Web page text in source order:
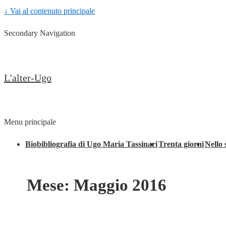
↓ Vai al contenuto principale
Secondary Navigation
L'alter-Ugo
Menu principale
Biobibliografia di Ugo Maria TassinariTrenta giorniNello
Mese: Maggio 2016